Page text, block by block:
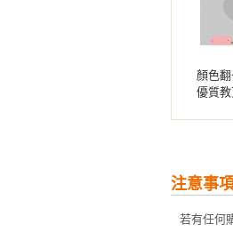
顏色
優質
注意事
若有任何